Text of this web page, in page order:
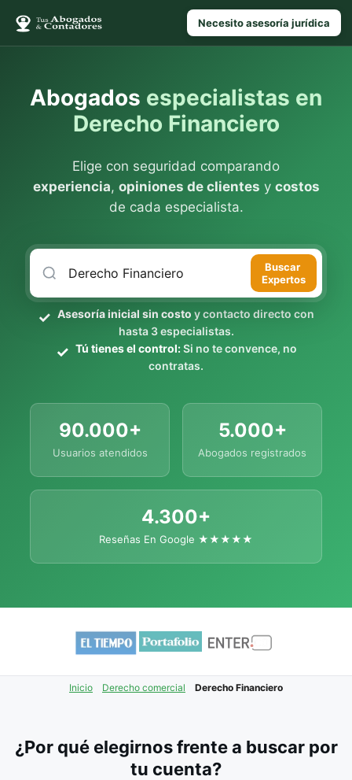
Necesito asesoría jurídica
Abogados especialistas en
Derecho Financiero
Elige con seguridad comparando
experiencia, opiniones de clientes y costos
de cada especialista.
Buscar
Expertos
Asesoría inicial sin costo y contacto directo con
hasta 3 especialistas.
Tú tienes el control:Si no te convence, no
contratas.
90.000+
Usuarios atendidos
5.000+
Abogados registrados
4.300+
Reseñas En Google ★★★★★
Inicio Derecho comercial Derecho Financiero
¿Por qué elegirnos frente a buscar por
tu cuenta?